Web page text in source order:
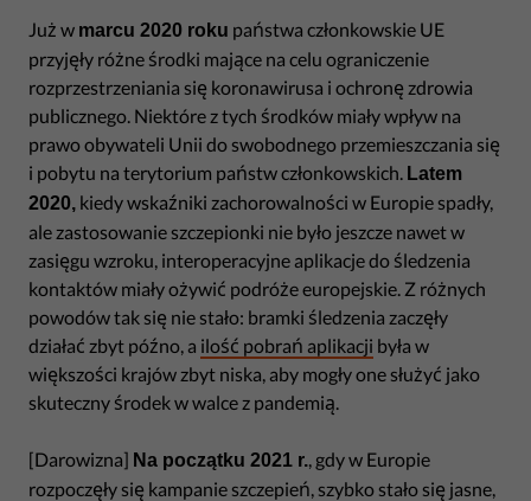
Już w marcu 2020 roku państwa członkowskie UE
przyjęły różne środki mające na celu ograniczenie
rozprzestrzeniania się koronawirusa i ochronę zdrowia
publicznego. Niektóre z tych środków miały wpływ na
prawo obywateli Unii do swobodnego przemieszczania się
i pobytu na terytorium państw członkowskich. Latem
2020, kiedy wskaźniki zachorowalności w Europie spadły,
ale zastosowanie szczepionki nie było jeszcze nawet w
zasięgu wzroku, interoperacyjne aplikacje do śledzenia
kontaktów miały ożywić podróże europejskie. Z różnych
powodów tak się nie stało: bramki śledzenia zaczęły
działać zbyt późno, a ilość pobrań aplikacji była w
większości krajów zbyt niska, aby mogły one służyć jako
skuteczny środek w walce z pandemią.
[Darowizna] Na początku 2021 r. , gdy w Europie
rozpoczęły się kampanie szczepień, szybko stało się jasne,